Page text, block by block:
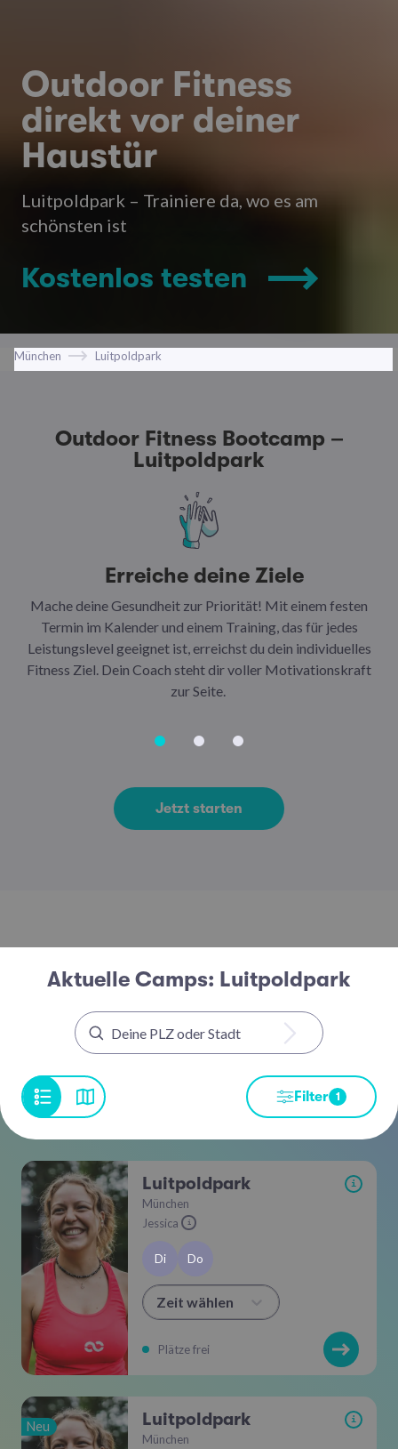
Outdoor Fitness
direkt vor deiner
Haustür
Luitpoldpark – Trainiere da, wo es am
schönsten ist
Kostenlos testen
München Luitpoldpark
Outdoor Fitness Bootcamp –
Luitpoldpark
Erreiche deine Ziele
Mache deine Gesundheit zur Priorität! Mit einem festen
Termin im Kalender und einem Training, das für jedes
Leistungslevel geeignet ist, erreichst du dein individuelles
Fitness Ziel. Dein Coach steht dir voller Motivationskraft
zur Seite.
Jetzt starten
Aktuelle Camps: Luitpoldpark
Filter 1
Luitpoldpark i
München
Jessica
i
Di Do
Zeit wählen
Plätze frei
Neu Luitpoldpark i
München